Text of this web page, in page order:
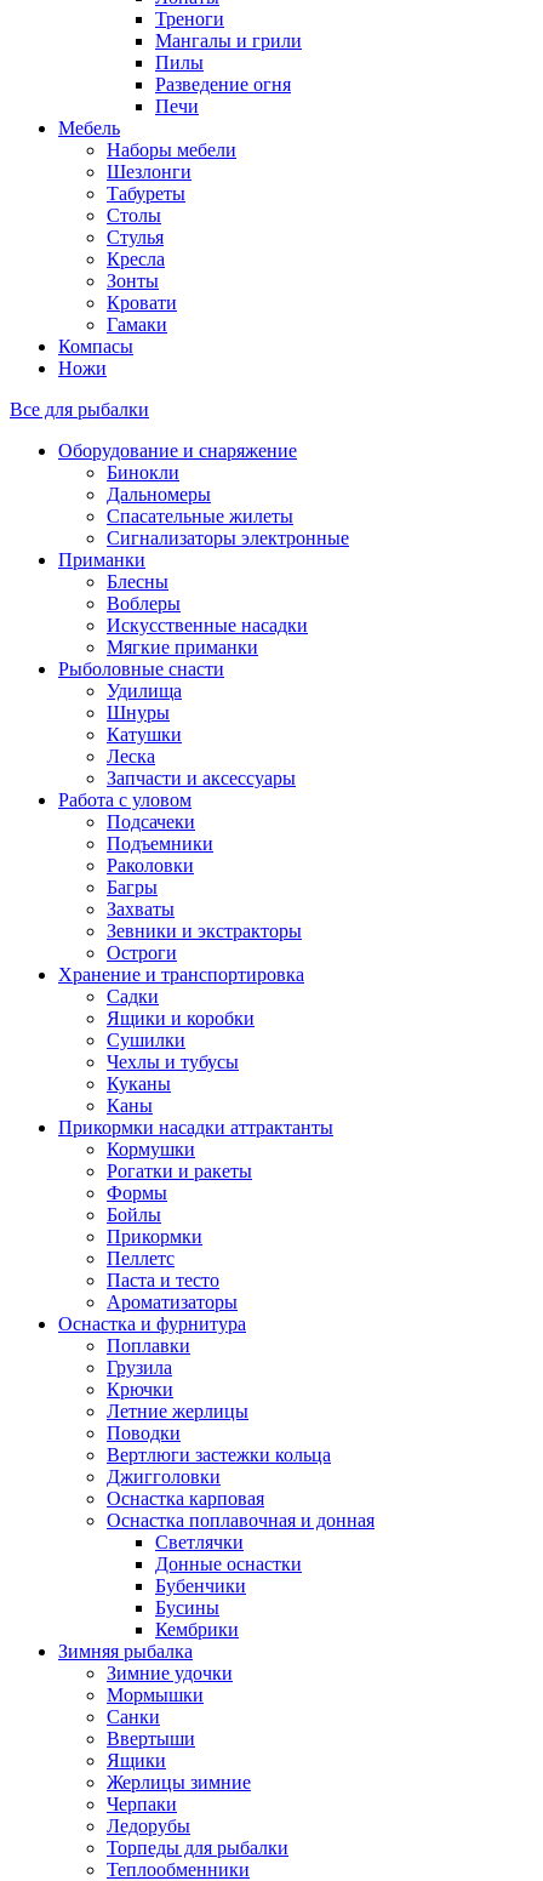
Треноги
Мангалы и грили
Пилы
Разведение огня
Печи
Мебель
Наборы мебели
Шезлонги
Табуреты
Столы
Стулья
Кресла
Зонты
Кровати
Гамаки
Компасы
Ножи
Все для рыбалки
Оборудование и снаряжение
Бинокли
Дальномеры
Спасательные жилеты
Сигнализаторы электронные
Приманки
Блесны
Воблеры
Искусственные насадки
Мягкие приманки
Рыболовные снасти
Удилища
Шнуры
Катушки
Леска
Запчасти и аксессуары
Работа с уловом
Подсачеки
Подъемники
Раколовки
Багры
Захваты
Зевники и экстракторы
Остроги
Хранение и транспортировка
Садки
Ящики и коробки
Сушилки
Чехлы и тубусы
Куканы
Каны
Прикормки насадки аттрактанты
Кормушки
Рогатки и ракеты
Формы
Бойлы
Прикормки
Пеллетс
Паста и тесто
Ароматизаторы
Оснастка и фурнитура
Поплавки
Грузила
Крючки
Летние жерлицы
Поводки
Вертлюги застежки кольца
Джигголовки
Оснастка карповая
Оснастка поплавочная и донная
Светлячки
Донные оснастки
Бубенчики
Бусины
Кембрики
Зимняя рыбалка
Зимние удочки
Мормышки
Санки
Ввертыши
Ящики
Жерлицы зимние
Черпаки
Ледорубы
Торпеды для рыбалки
Теплообменники